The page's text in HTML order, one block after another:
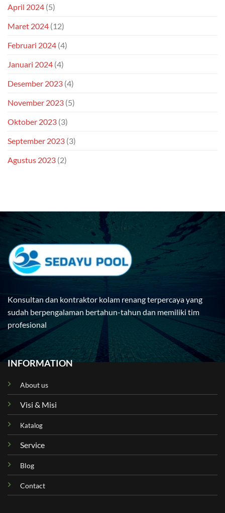
April 2024 (5)
Maret 2024 (12)
Februari 2024 (4)
Januari 2024 (4)
Desember 2023 (4)
November 2023 (5)
Oktober 2023 (3)
September 2023 (3)
Agustus 2023 (2)
Konsultan dan kontraktor kolam renang terpercaya yang
sudah berpengalaman bertahun-tahun dan memiliki tim
profesional
INFORMATION
About us
Visi & Misi
Katalog
Service
Blog
Contact